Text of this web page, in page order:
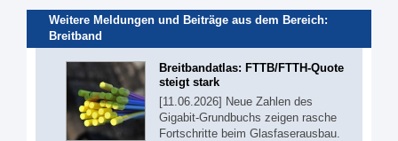
Weitere Meldungen und Beiträge aus dem Bereich:
Breitband
Breitbandatlas: FTTB/FTTH-Quote
steigt stark
[11.06.2026] Neue Zahlen des
Gigabit-Grundbuchs zeigen rasche
Fortschritte beim Glasfaserausbau.